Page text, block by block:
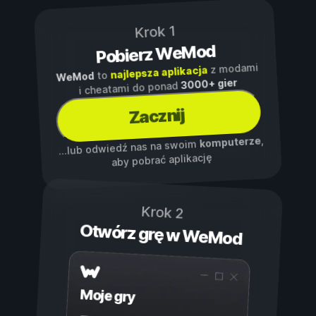
Krok 1
Pobierz WeMod
WeModto najlepsza aplikacjaz modami
i cheatami do ponad3000+ gier
Zacznij
...lub odwiedź nas na swoim komputerze,
aby pobrać aplikację
Krok 2
Otwórz grę w WeMod
Moje gry